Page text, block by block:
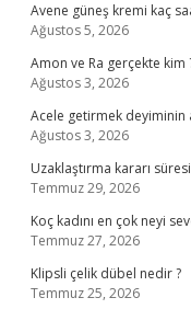
Avene güneş kremi kaç
Ağustos 5, 2026
Amon ve Ra gerçekte kim
Ağustos 3, 2026
Acele getirmek deyiminin
Ağustos 3, 2026
Uzaklaştırma kararı
Temmuz 29, 2026
Koç kadını en çok neyi
Temmuz 27, 2026
Klipsli çelik dübel nedir ?
Temmuz 25, 2026